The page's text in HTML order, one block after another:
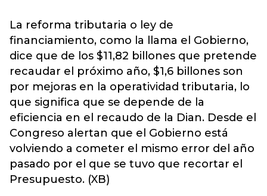
La reforma tributaria o ley de
financiamiento, como la llama el Gobierno,
dice que de los $11,82 billones que pretende
recaudar el próximo año, $1,6 billones son
por mejoras en la operatividad tributaria, lo
que significa que se depende de la
eficiencia en el recaudo de la Dian. Desde el
Congreso alertan que el Gobierno está
volviendo a cometer el mismo error del año
pasado por el que se tuvo que recortar el
Presupuesto. (XB)